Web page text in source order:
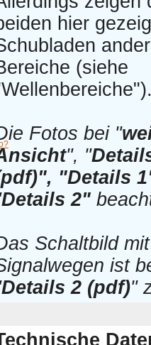
hier
(siehe
Fotos bei "
", "
"Details
Details 2"
Schaltbild mit
ist
Details 2 (pdf)"